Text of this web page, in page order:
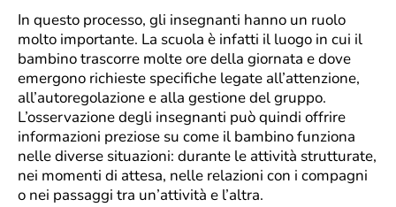
In questo processo, gli insegnanti hanno un ruolo
molto importante. La scuola è infatti il luogo in cui il
bambino trascorre molte ore della giornata e dove
emergono richieste specifiche legate all’attenzione,
all’autoregolazione e alla gestione del gruppo.
L’osservazione degli insegnanti può quindi offrire
informazioni preziose su come il bambino funziona
nelle diverse situazioni: durante le attività strutturate,
nei momenti di attesa, nelle relazioni con i compagni
o nei passaggi tra un’attività e l’altra.